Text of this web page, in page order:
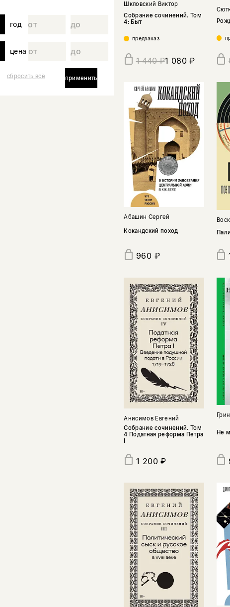
год
цена
сбросить всё применить
Шкловский Виктор
Собрание сочинений. Том
4: Быт
предзаказ
1 440 ₽1 080 ₽
Абашин Сергей
Кокандский поход
960 ₽
Анисимов Евгений
Собрание сочинений. Том
4 Податная реформа Петра
I
1 200 ₽
Не